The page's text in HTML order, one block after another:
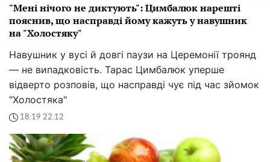
"Мені нічого не диктують": Цимбалюк нарешті
пояснив, що насправді йому кажуть у навушник
на "Холостяку"
Навушник у вусі й довгі паузи на Церемонії троянд
— не випадковість. Тарас Цимбалюк уперше
відверто розповів, що насправді чує під час зйомок
"Холостяка"
18:19 22.12